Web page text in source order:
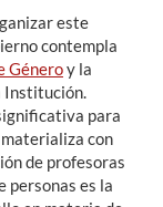
este
contempla
Géneroy la
Institución.
para
con
de profesoras
personas es la